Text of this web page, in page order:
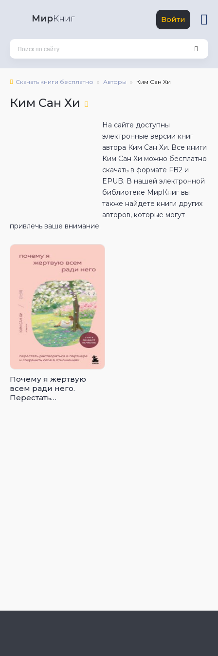
МирКниг Войти
Скачать книги бесплатно Авторы Ким Сан Хи
Ким Сан Хи
На сайте доступны
электронные версии книг
автора Ким Сан Хи. Все книги
Ким Сан Хи можно бесплатно
скачать в формате FB2 и
EPUB. В нашей электронной
библиотеке МирКниг вы
также найдете книги других
авторов, которые могут
привлечь ваше внимание.
Почему я жертвую
всем ради него.
Перестать